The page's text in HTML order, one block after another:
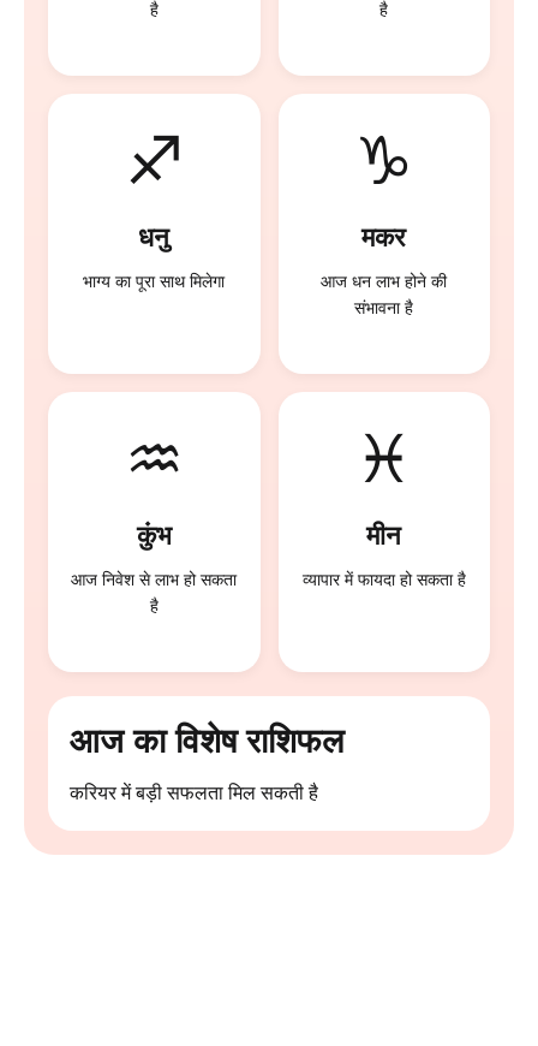
है है
♐
धनु
भाग्य का पूरा साथ मिलेगा
♑
मकर
आज धन लाभ होने की
संभावना है
♒
कुंभ
आज निवेश से लाभ हो सकता
है
♓
मीन
व्यापार में फायदा हो सकता है
आज का विशेष राशिफल
करियर में बड़ी सफलता मिल सकती है